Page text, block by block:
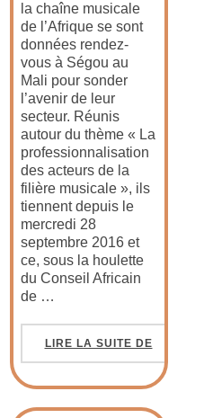
la chaîne musicale
de l’Afrique se sont
données rendez-
vous à Ségou au
Mali pour sonder
l’avenir de leur
secteur. Réunis
autour du thème « La
professionnalisation
des acteurs de la
filière musicale », ils
tiennent depuis le
mercredi 28
septembre 2016 et
ce, sous la houlette
du Conseil Africain
de …
LIRE LA SUITE DE